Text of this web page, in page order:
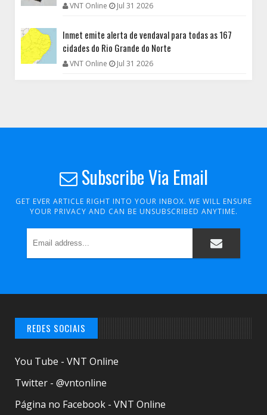
VNT Online Jul 31 2026
Inmet emite alerta de vendaval para todas as 167
cidades do Rio Grande do Norte
VNT Online Jul 31 2026
Subscribe Via Email
GET EVER ARTICLE RIGHT INTO YOUR INBOX. WE WILL ENSURE
YOUR PRIVACY AND CAN BE UNSUBSCRIBED ANYTIME.
REDES SOCIAIS
You Tube - VNT Online
Twitter - @vntonline
Página no Facebook - VNT Online